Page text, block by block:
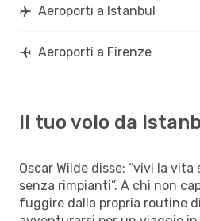
Aeroporti a Istanbul
Aeroporti a Firenze
Il tuo volo da
Oscar Wilde disse: “vivi la
senza rimpianti”. A chi non
fuggire dalla propria routine